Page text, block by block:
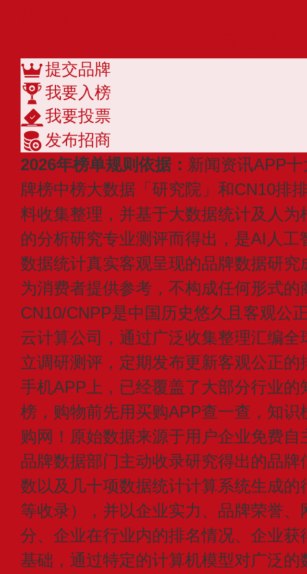
提交品牌
我要入榜
我要投票
发布招商
2026年榜单规则依据： 新闻资讯APP
牌榜中榜大数据「研究院」和CN10排
料收集整理，并基于大数据统计及人
的分析研究专业测评而得出，是AI人
数据统计真实客观呈现的品牌数据研
为消费者提供参考，不构成任何形式
CN10/CNPP是中国历史悠久且客观公
云计算公司，通过广泛收集整理汇编
立调研测评，定期发布更新客观公正
手机APP上，已经覆盖了大部分行业
榜，购物前先用买购APP查一查，知
购网！原始数据来源于用户企业免费
品牌数据部门主动收录研究得出的品
数以及几十项数据统计计算系统生成
等收录），并以企业实力、品牌荣誉
分、企业在行业内的排名情况、企业
基础，通过特定的计算机模型对广泛